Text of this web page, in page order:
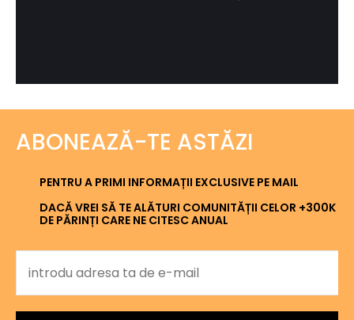
ABONEAZĂ-TE ASTĂZI
PENTRU A PRIMI INFORMAȚII EXCLUSIVE PE MAIL
DACĂ VREI SĂ TE ALĂTURI COMUNITĂȚII CELOR +300K
DE PĂRINȚI CARE NE CITESC ANUAL